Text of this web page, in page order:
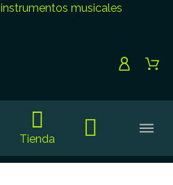
instrumentos musicales
Tienda